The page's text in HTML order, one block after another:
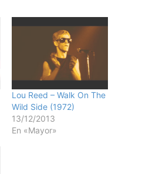
Lou Reed – Walk On The
Wild Side (1972)
13/12/2013
En «Mayor»